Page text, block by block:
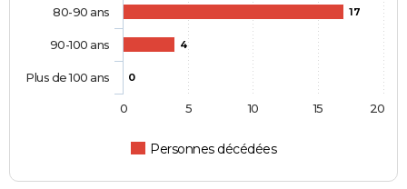
17
4
0
Personnes décédées
80-90 ans
90-100 ans
Plus de 100 ans
0 5 10 15 20